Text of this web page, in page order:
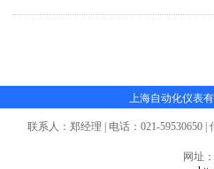
上海自动化仪表
联系人：郑经理 | 电话：021-59530650 |
网址：